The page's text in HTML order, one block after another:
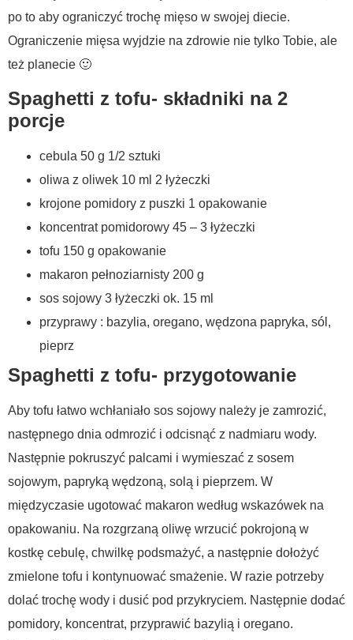
po to aby ograniczyć trochę mięso w swojej diecie.
Ograniczenie mięsa wyjdzie na zdrowie nie tylko Tobie, ale
też planecie 🙂
Spaghetti z tofu- składniki na 2
porcje
cebula 50 g 1/2 sztuki
oliwa z oliwek 10 ml 2 łyżeczki
krojone pomidory z puszki 1 opakowanie
koncentrat pomidorowy 45 – 3 łyżeczki
tofu 150 g opakowanie
makaron pełnoziarnisty 200 g
sos sojowy 3 łyżeczki ok. 15 ml
przyprawy : bazylia, oregano, wędzona papryka, sól,
pieprz
Spaghetti z tofu- przygotowanie
Aby tofu łatwo wchłaniało sos sojowy należy je zamrozić,
następnego dnia odmrozić i odcisnąć z nadmiaru wody.
Następnie pokruszyć palcami i wymieszać z sosem
sojowym, papryką wędzoną, solą i pieprzem. W
międzyczasie ugotować makaron według wskazówek na
opakowaniu. Na rozgrzaną oliwę wrzucić pokrojoną w
kostkę cebulę, chwilkę podsmażyć, a następnie dołożyć
zmielone tofu i kontynuować smażenie. W razie potrzeby
dolać trochę wody i dusić pod przykryciem. Następnie dodać
pomidory, koncentrat, przyprawić bazylią i oregano.